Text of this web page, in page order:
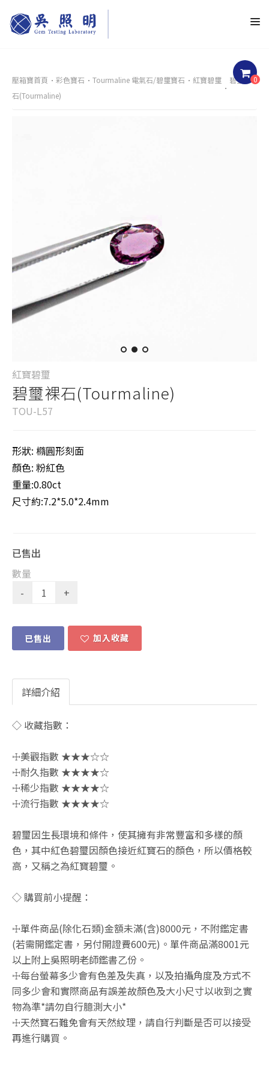
0
壓箱寶首頁 彩色寶石 Tourmaline 電氣石/碧璽寶石 紅寶碧璽
碧璽裸
石(Tourmaline)
紅寶碧璽
碧璽裸石(Tourmaline)
TOU-L57
形狀: 橢圓形刻面
顏色: 粉紅色
重量:0.80ct
尺寸約:7.2*5.0*2.4mm
已售出
數量
已售出 加入收藏
詳細介紹
◇ 收藏指數：
☩美觀指數 ★★★☆☆
☩耐久指數 ★★★★☆
☩稀少指數 ★★★★☆
☩流行指數 ★★★★☆
碧璽因生長環境和條件，使其擁有非常豐富和多樣的顏
色，其中紅色碧璽因顏色接近紅寶石的顏色，所以價格較
高，又稱之為紅寶碧璽。
◇ 購買前小提醒：
☩單件商品(除化石類)金額未滿(含)8000元，不附鑑定書
(若需開鑑定書，另付開證費600元)。單件商品滿8001元
以上附上吳照明老師鑑書乙份。
☩每台螢幕多少會有色差及失真，以及拍攝角度及方式不
同多少會和實際商品有誤差故顏色及大小尺寸以收到之實
物為準*請勿自行臆測大小*
☩天然寶石難免會有天然紋理，請自行判斷是否可以接受
再進行購買。